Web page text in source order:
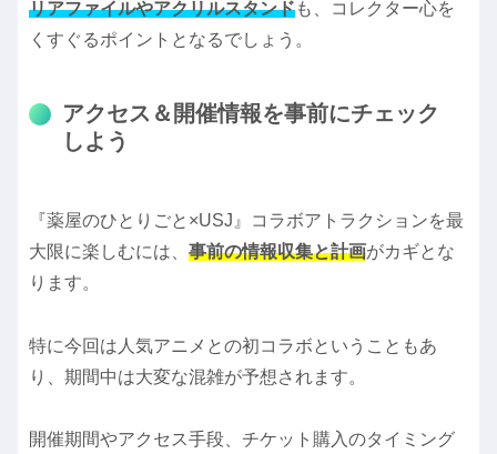
リアファイルやアクリルスタンドも、コレクター心を
くすぐるポイントとなるでしょう。
アクセス＆開催情報を事前にチェック
しよう
『薬屋のひとりごと×USJ』コラボアトラクションを最
大限に楽しむには、 事前の情報収集と計画がカギとな
ります。
特に今回は人気アニメとの初コラボということもあ
り、期間中は大変な混雑が予想されます。
開催期間やアクセス手段、チケット購入のタイミング